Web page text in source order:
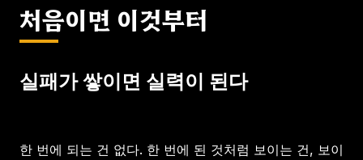
처음이면 이것부터
실패가 쌓이면 실력이 된다
한 번에 되는 건 없다. 한 번에 된 것처럼 보이는 건, 보이